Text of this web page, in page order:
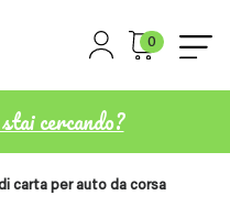
0
cercando?
carta per auto da corsa